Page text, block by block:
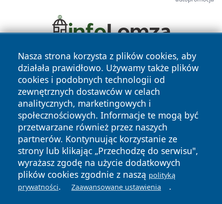
Nasza strona korzysta z plików cookies, aby
działała prawidłowo. Używamy także plików
cookies i podobnych technologii od
zewnętrznych dostawców w celach
analitycznych, marketingowych i
społecznościowych. Informacje te mogą być
przetwarzane również przez naszych
partnerów. Kontynuując korzystanie ze
strony lub klikając „Przechodzę do serwisu",
wyrażasz zgodę na użycie dodatkowych
plików cookies zgodnie z naszą polityką
prywatności. Zaawansowane ustawienia .
Copyright © 2026 tomaszowonline.pl Wszystkie prawa
zastrzeżone.
News Autorzy
Polityka
Prywatności
Polityka
Cookies